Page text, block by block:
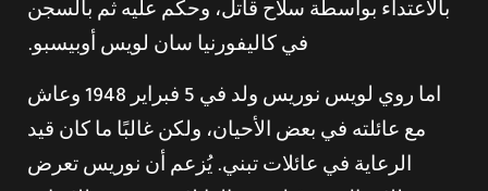
بالاعتداء بواسطة سلاح قاتل، وحكم عليه ثم بالسجن
في كاليفورنيا سان لويس أوبيسبو.
اما روي لويس نوريس ولد في 5 فبراير 1948 وعاش
مع عائلته في بعض الأحيان، ولكن غالبًا ما كان قيد
الرعاية في عائلات تبني. يُزعم أن نوريس تعرض